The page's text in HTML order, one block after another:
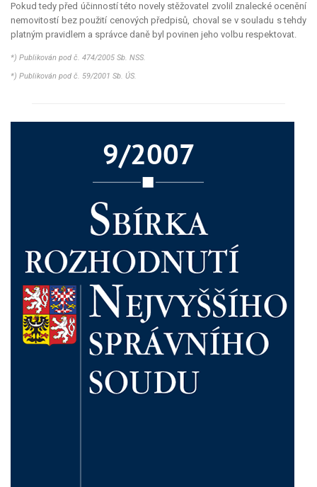
Pokud tedy před účinností této novely stěžovatel zvolil znalecké ocenění
nemovitostí bez použití cenových předpisů, choval se v souladu s tehdy
platným pravidlem a správce daně byl povinen jeho volbu respektovat.
*) Publikován pod č. 474/2005 Sb. NSS.
*) Publikován pod č. 59/2001 Sb. ÚS.